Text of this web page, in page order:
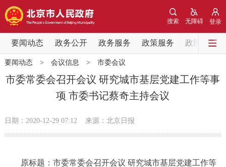
登录
无障碍
搜索
要闻动态 政务公开 政务服务 政策服务 政民互动
要闻动态
党中央精神 国务院信息
北京要闻 会议信息
要闻动态> 会议信息 > 市委会议
市委常委会召开会议 研究城市基层党建工作等事
项 市委书记蔡奇主持会议
日期：2020-12-29 07:12 来源：北京日报
原标题：市委常委会召开会议 研究城市基层党建工作等